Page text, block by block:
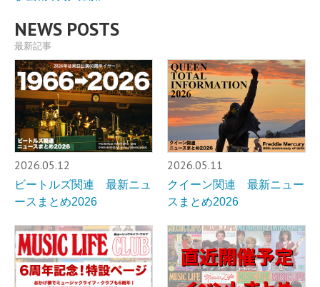
NEWS POSTS
最新記事
2026.05.12
ビートルズ関連 最新ニュ
ースまとめ2026
2026.05.11
クイーン関連 最新ニュー
スまとめ2026